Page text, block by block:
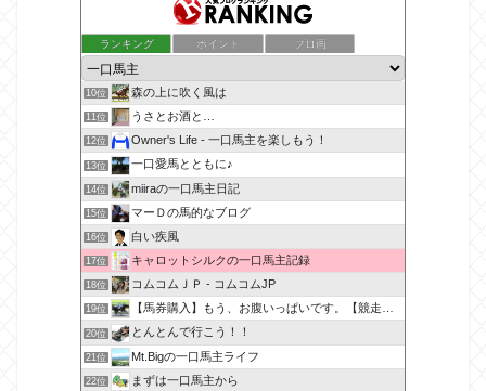
ランキング ポイント ブロ画
10位 森の上に吹く風は
11位 うさとお酒と…
12位 Owner's Life - 一口馬主を楽しもう！
13位 一口愛馬とともに♪
14位 miiraの一口馬主日記
15位 マーＤの馬的なブログ
16位 白い疾風
17位 キャロットシルクの一口馬主記録
18位 コムコムＪＰ - コムコムJP
19位 【馬券購入】もう、お腹いっぱいです。【競走馬出資】
20位 とんとんで行こう！！
21位 Mt.Bigの一口馬主ライフ
22位 まずは一口馬主から